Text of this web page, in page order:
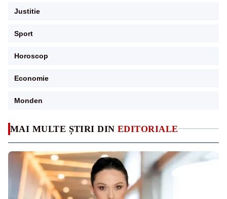
MAI MULTE ȘTIRI DIN EDITORIALE
Justitie
Sport
Horoscop
Economie
Monden